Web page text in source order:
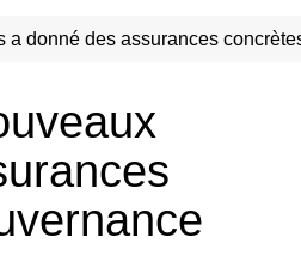
donné des assurances